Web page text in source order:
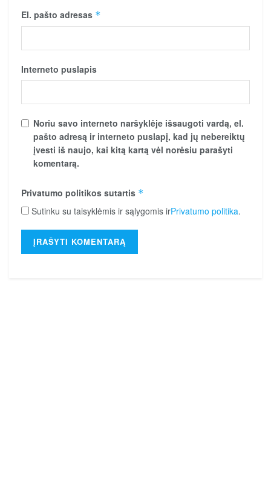
El. pašto adresas *
Interneto puslapis
Noriu savo interneto naršyklėje išsaugoti vardą, el.
pašto adresą ir interneto puslapį, kad jų nebereiktų
įvesti iš naujo, kai kitą kartą vėl norėsiu parašyti
komentarą.
Privatumo politikos sutartis *
Sutinku su taisyklėmis ir sąlygomis irPrivatumo politika.